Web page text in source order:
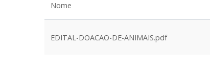
Nome
EDITAL-DOACAO-DE-ANIMAIS.pdf